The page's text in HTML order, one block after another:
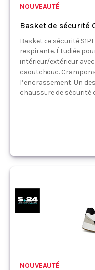
NOUVEAUTÉ
Basket de sécurité
Basket de sécurité
respirante. Étudiée
intérieur/extérieur
caoutchouc.
l’encrassement. Un
chaussure de sécurité
NOUVEAUTÉ